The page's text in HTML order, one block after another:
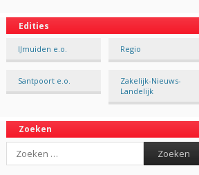
Edities
IJmuiden e.o. Regio
Santpoort e.o.
Zakelijk-Nieuws-
Landelijk
Zoeken
Search